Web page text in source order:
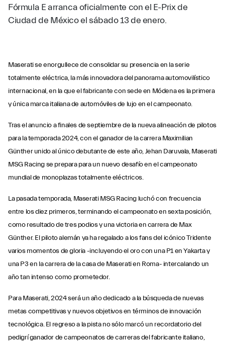
Fórmula E arranca oficialmente con el E-Prix de
Ciudad de México el sábado 13 de enero.
Maserati se enorgullece de consolidar su presencia en la serie
totalmente eléctrica, la más innovadora del panorama automovilístico
internacional, en la que el fabricante con sede en Módena es la primera
y única marca italiana de automóviles de lujo en el campeonato.
Tras el anuncio a finales de septiembre de la nueva alineación de pilotos
para la temporada 2024, con el ganador de la carrera Maximilian
Günther unido al único debutante de este año, Jehan Daruvala, Maserati
MSG Racing se prepara para un nuevo desafío en el campeonato
mundial de monoplazas totalmente eléctricos.
La pasada temporada, Maserati MSG Racing luchó con frecuencia
entre los diez primeros, terminando el campeonato en sexta posición,
como resultado de tres podios y una victoria en carrera de Max
Günther. El piloto alemán ya ha regalado a los fans del icónico Tridente
varios momentos de gloria -incluyendo el oro con una P1 en Yakarta y
una P3 en la carrera de la casa de Maserati en Roma- intercalando un
año tan intenso como prometedor.
Para Maserati, 2024 será un año dedicado a la búsqueda de nuevas
metas competitivas y nuevos objetivos en términos de innovación
tecnológica. El regreso a la pista no sólo marcó un recordatorio del
pedigrí ganador de campeonatos de carreras del fabricante italiano,